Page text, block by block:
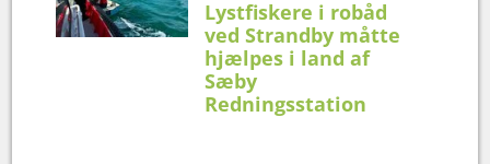
Lystfiskere i robåd
ved Strandby måtte
hjælpes i land af
Sæby
Redningsstation